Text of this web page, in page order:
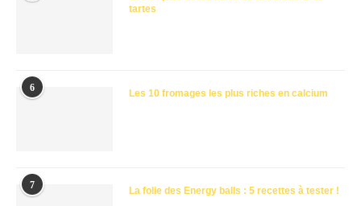
tartes
6 Les 10 fromages les plus riches en calcium
7 La folie des Energy balls : 5 recettes à tester !